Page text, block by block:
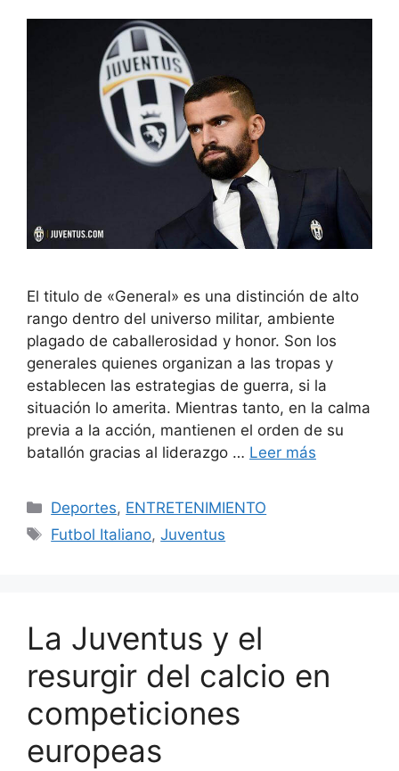
El titulo de «General» es una distinción de alto
rango dentro del universo militar, ambiente
plagado de caballerosidad y honor. Son los
generales quienes organizan a las tropas y
establecen las estrategias de guerra, si la
situación lo amerita. Mientras tanto, en la calma
previa a la acción, mantienen el orden de su
batallón gracias al liderazgo … Leer más
Categorías
Deportes, ENTRETENIMIENTO
Etiquetas
Futbol Italiano,Juventus
La Juventus y el
resurgir del calcio en
competiciones
europeas